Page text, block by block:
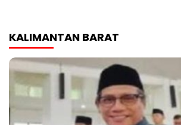
KALIMANTAN BARAT